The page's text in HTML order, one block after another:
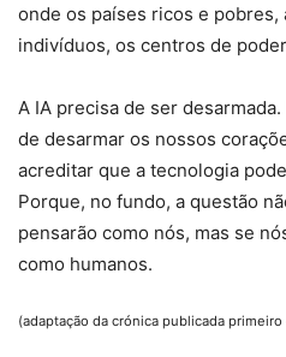
onde os países ricos e pobres,
indivíduos, os centros de
A IA precisa de ser
de desarmar os nossos
acreditar que a tecnologia
Porque, no fundo, a questão
pensarão como nós, mas se
como humanos.
(adaptação da crónica publicada primeiro